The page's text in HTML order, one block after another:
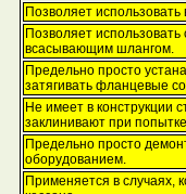
Позволяет
Позволяет
всасывающим шлангом.
Предельно просто
затягивать фланцевые
Не имеет в конструкции
заклинивают при
Предельно просто
оборудованием.
Применяется в случаях,